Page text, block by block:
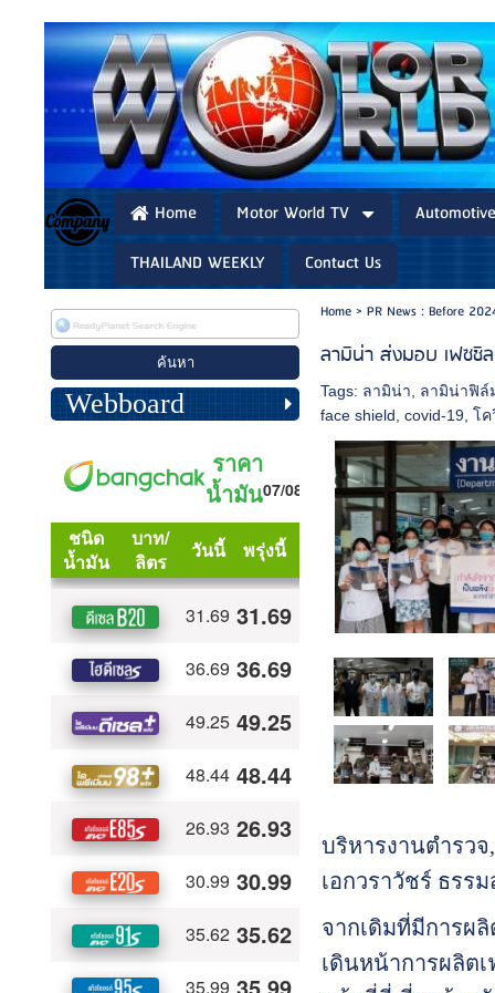
Home Motor World TV
THAILAND WEEKLY
Contact Us
Webboard
Home> PR News : Before
ลามิน่า ส่งมอบ เฟซชิ
Tags: ลามิน่า
ลามิน่าฟิล์
face shield ,covid-19 ,โค
บริหารงานตำรว
เอกวราวัชร์ ธรร
จากเดิมที่มีการผ
เดินหน้าการผลิต